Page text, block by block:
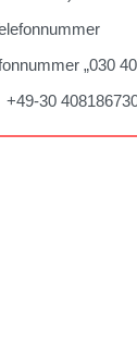
„030
+49-30